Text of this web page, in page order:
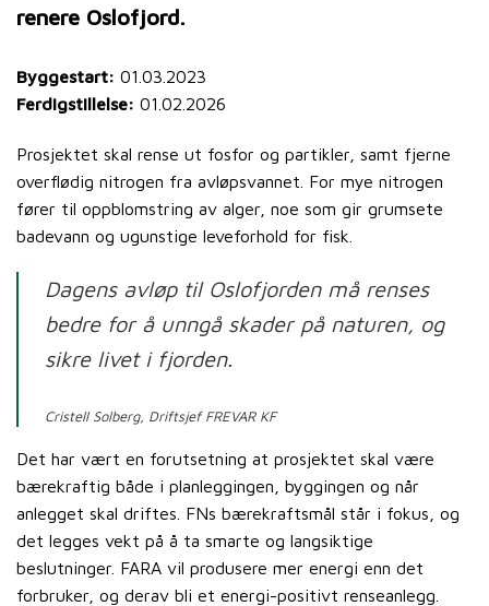
renere Oslofjord.
Byggestart: 01.03.2023
Ferdigstillelse: 01.02.2026
Prosjektet skal rense ut fosfor og partikler, samt fjerne
overflødig nitrogen fra avløpsvannet. For mye nitrogen
fører til oppblomstring av alger, noe som gir grumsete
badevann og ugunstige leveforhold for fisk.
Dagens avløp til Oslofjorden må renses
bedre for å unngå skader på naturen, og
sikre livet i fjorden.
Cristell Solberg, Driftsjef FREVAR KF
Det har vært en forutsetning at prosjektet skal være
bærekraftig både i planleggingen, byggingen og når
anlegget skal driftes. FNs bærekraftsmål står i fokus, og
det legges vekt på å ta smarte og langsiktige
beslutninger. FARA vil produsere mer energi enn det
forbruker, og derav bli et energi-positivt renseanlegg.